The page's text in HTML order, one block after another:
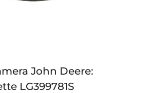
John Deere:
LG399781S